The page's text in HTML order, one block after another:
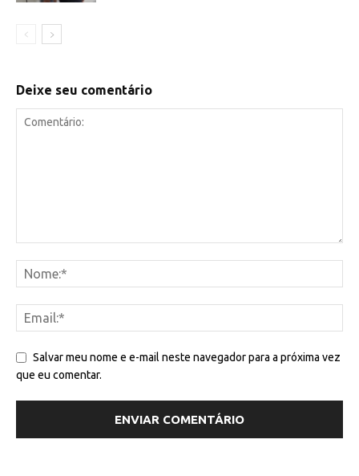
Deixe seu comentário
Salvar meu nome e e-mail neste navegador para a próxima vez
que eu comentar.